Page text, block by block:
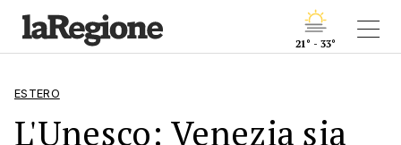
21° - 33°
ESTERO
L'Unesco: Venezia sia